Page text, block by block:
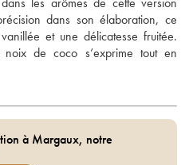
dans son élaboration, ce
et une délicatesse fruitée.
de coco s’exprime tout en
à Margaux, notre